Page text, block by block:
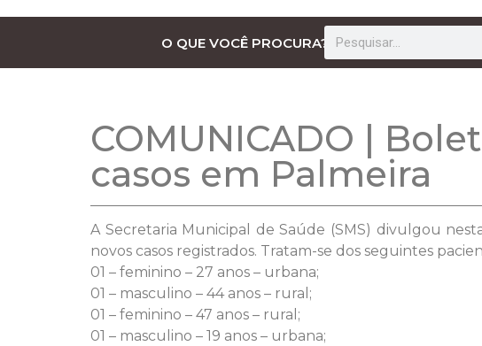
O QUE VOCÊ PROCURA?
COMUNICADO |
casos em Palmeira
A Secretaria Municipal de Saúde (SMS) divulgou
novos casos registrados. Tratam-se dos seguintes
01 – feminino – 27 anos – urbana;
01 – masculino – 44 anos – rural;
01 – feminino – 47 anos – rural;
01 – masculino – 19 anos – urbana;